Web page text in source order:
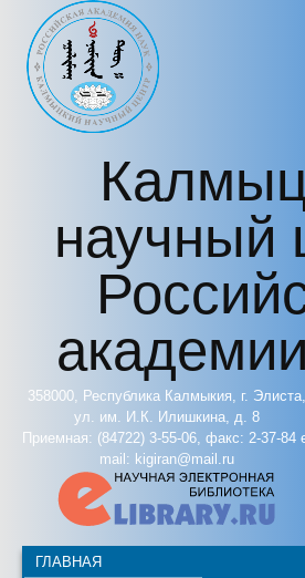
Перейти к основному содержанию
научный
358000, Республика Калмыкия, г. Элиста,
ул. им. И.К. Илишкина, д. 8
Приемная: (84722) 3-55-06, факс: 2-37-84
mail: kigiran@mail.ru
ГЛАВНАЯ